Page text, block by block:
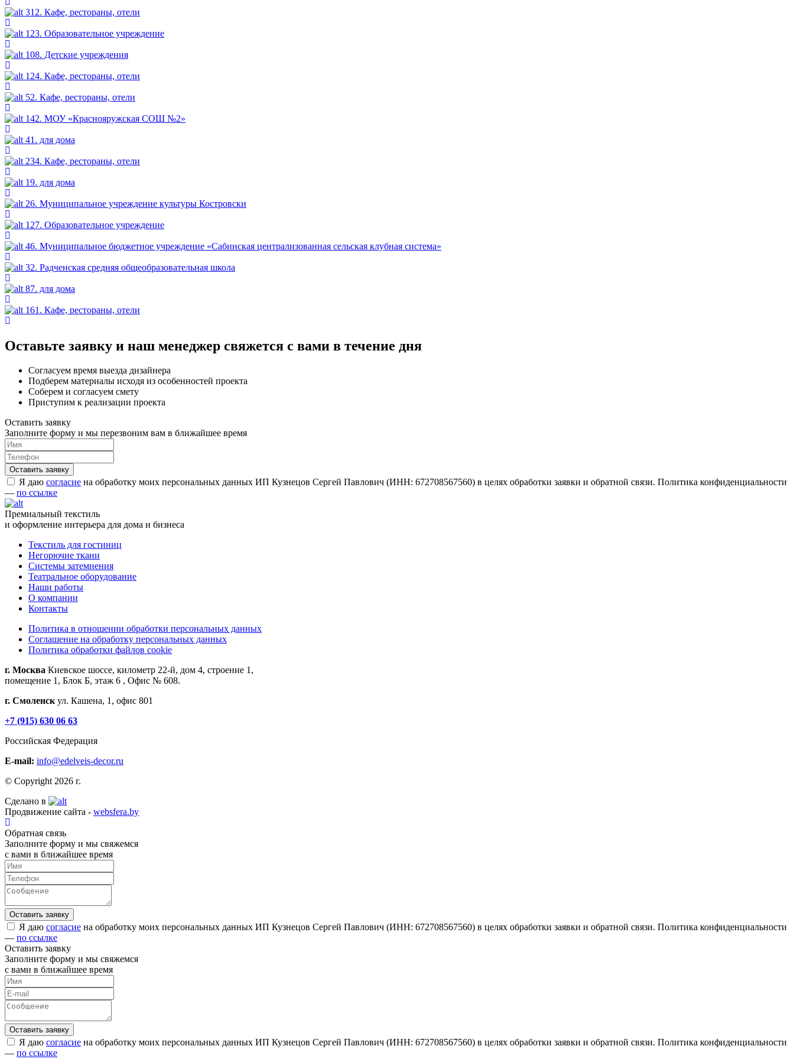
312. Кафе, рестораны, отели
123. Образовательное учреждение
108. Детские учреждения
124. Кафе, рестораны, отели
52. Кафе, рестораны, отели
142. МОУ «Краснояружская СОШ №2»
41. для дома
234. Кафе, рестораны, отели
19. для дома
26. Муниципальное учреждение культуры Костровски
127. Образовательное учреждение
46. Муниципальное бюджетное учреждение «Сабинская централизованная сельская клубная система»
32. Радченская средняя общеобразовательная школа
87. для дома
161. Кафе, рестораны, отели
Оставьте заявку и наш менеджер свяжется с вами в течение дня
Согласуем время выезда дизайнера
Подберем материалы исходя из особенностей проекта
Соберем и согласуем смету
Приступим к реализации проекта
Оставить заявку
Заполните форму и мы перезвоним вам в ближайшее время
Я даю согласие на обработку моих персональных данных ИП Кузнецов Сергей Павлович (ИНН: 672708567560) в целях обработки заявки и обратной связи. Политика конфиденциальности
— по ссылке
Премиальный текстиль
и оформление интерьера для дома и бизнеса
Текстиль для гостиниц
Негорючие ткани
Системы затемнения
Театральное оборудование
Наши работы
О компании
Контакты
Политика в отношении обработки персональных данных
Соглашение на обработку персональных данных
Политика обработки файлов cookie
г. Москва Киевское шоссе, километр 22-й, дом 4, строение 1,
помещение 1, Блок Б, этаж 6 , Офис № 608.
г. Смоленскул. Кашена, 1, офис 801
+7 (915) 630 06 63
Российская Федерация
E-mail: info@edelveis-decor.ru
© Copyright 2026 г.
Сделано в
Продвижение сайта - websfera.by
Обратная связь
Заполните форму и мы свяжемся
с вами в ближайшее время
Я даю согласие на обработку моих персональных данных ИП Кузнецов Сергей Павлович (ИНН: 672708567560) в целях обработки заявки и обратной связи. Политика конфиденциальности
— по ссылке
Оставить заявку
Заполните форму и мы свяжемся
с вами в ближайшее время
Я даю согласие на обработку моих персональных данных ИП Кузнецов Сергей Павлович (ИНН: 672708567560) в целях обработки заявки и обратной связи. Политика конфиденциальности
— по ссылке